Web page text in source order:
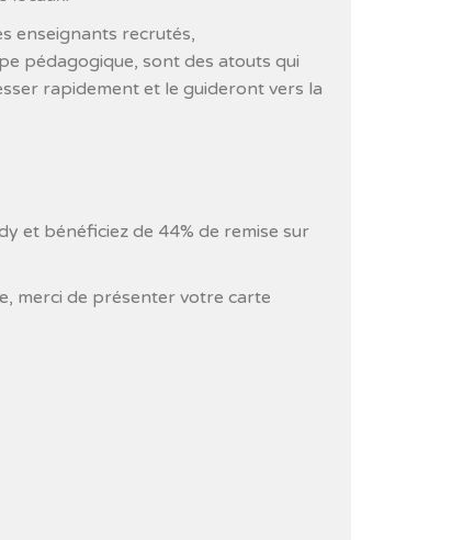
enseignants recrutés,
pédagogique, sont des atouts qui
rapidement et le guideront vers la
et bénéficiez de 44% de remise sur
merci de présenter votre carte